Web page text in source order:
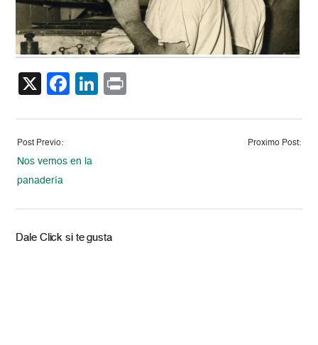
X Facebook
LinkedIn
Post Previo:
Nos vemos en la
panadería
Proximo Post:
Dale Click si te gusta